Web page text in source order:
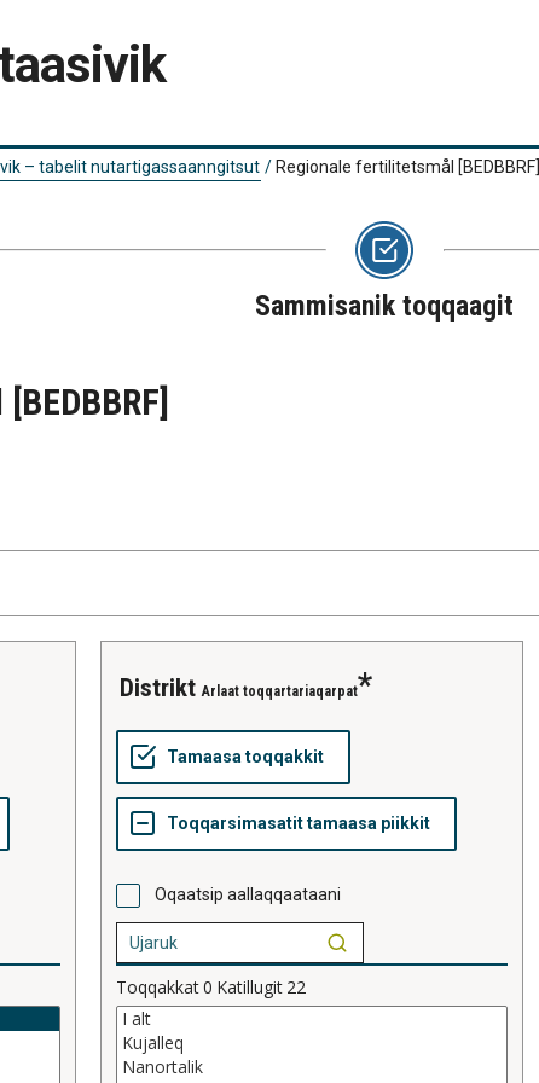
– tabelit nutartigassaanngitsut / Regionale fertilitetsmål [BEDBBRF]
Sammisanik toqqaagit
[BEDBBRF]
distrikt Arlaat toqqartariaqarpat
Oqaatsip aallaqqaataani
Toqqakkat0 Katillugit 22